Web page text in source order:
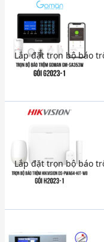
Lắp đặt trọn bộ báo
Lắp đặt trọn bộ báo